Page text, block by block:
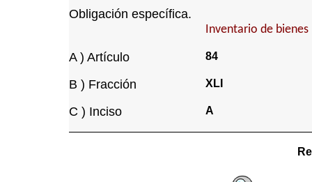
Obligación específica.
Inventario de bienes
A ) Artículo 84
B ) Fracción XLI
C ) Inciso A